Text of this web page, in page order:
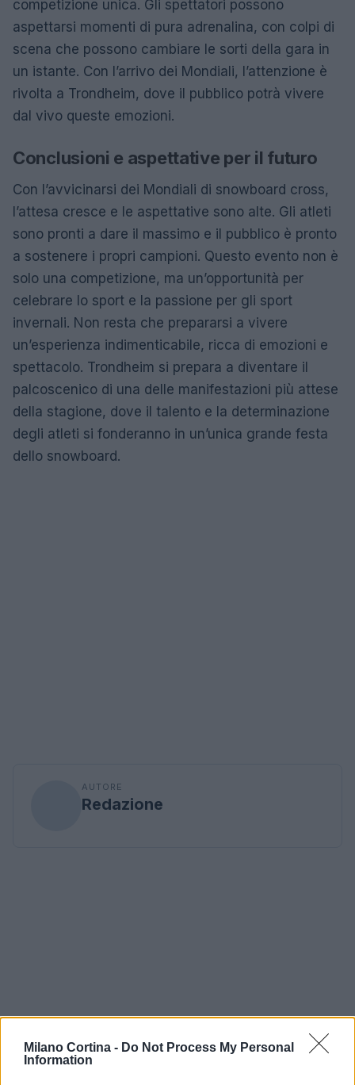
Milano Cortina - Do Not Process My Personal
Information
competizione unica. Gli spettatori possono
aspettarsi momenti di pura adrenalina, con colpi di
scena che possono cambiare le sorti della gara in
un istante. Con l’arrivo dei Mondiali, l’attenzione è
rivolta a Trondheim, dove il pubblico potrà vivere
dal vivo queste emozioni.
Conclusioni e aspettative per il futuro
Con l’avvicinarsi dei Mondiali di snowboard cross,
l’attesa cresce e le aspettative sono alte. Gli atleti
sono pronti a dare il massimo e il pubblico è pronto
a sostenere i propri campioni. Questo evento non è
solo una competizione, ma un’opportunità per
celebrare lo sport e la passione per gli sport
invernali. Non resta che prepararsi a vivere
un’esperienza indimenticabile, ricca di emozioni e
spettacolo. Trondheim si prepara a diventare il
palcoscenico di una delle manifestazioni più attese
della stagione, dove il talento e la determinazione
degli atleti si fonderanno in un’unica grande festa
dello snowboard.
AUTORE
Redazione